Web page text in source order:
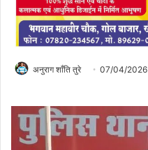
अनुराग शाँति तुरे 07/04/2026